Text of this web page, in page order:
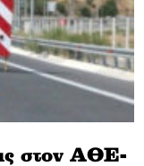
στον ΑΘΕ-